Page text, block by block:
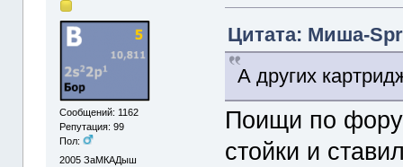
Сообщений: 1162
Репутация: 99
Пол:
2005 ЗаМКАДыш
Цитата: Миша-
А других
Поищи по
стойки и